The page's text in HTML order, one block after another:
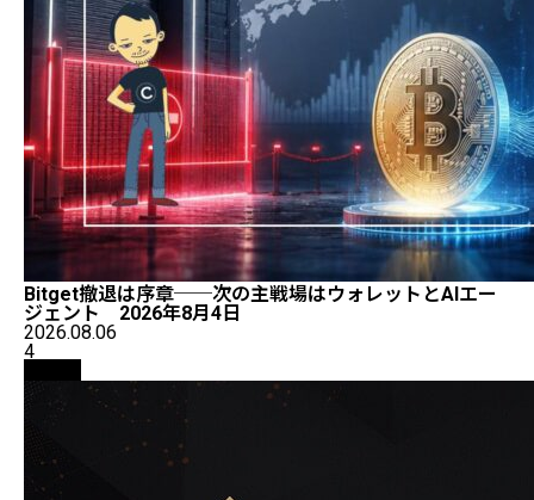
Bitget撤退は序章──次の主戦場はウォレットとAIエー
ジェント 2026年8月4日
2026.08.06
4